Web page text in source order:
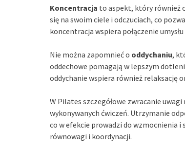
Koncentracja to aspekt, który również
się na swoim ciele i odczuciach, co
koncentracja wspiera połączenie
Nie można zapomnieć o oddychaniu,
oddechowe pomagają w lepszym
oddychanie wspiera również relaksację
W Pilates szczegółowe zwracanie uwagi
wykonywanych ćwiczeń. Utrzymanie
co w efekcie prowadzi do wzmocnienia i
równowagi i koordynacji.